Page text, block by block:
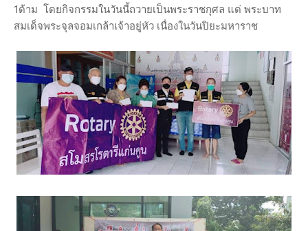
1ด้าม โดยกิจกรรมในวันนี้ถวายเป็นพระราชกุศล แด่ พระบาท
สมเด็จพระจุลจอมเกล้าเจ้าอยู่หัว เนื่องในวันปิยะมหาราช